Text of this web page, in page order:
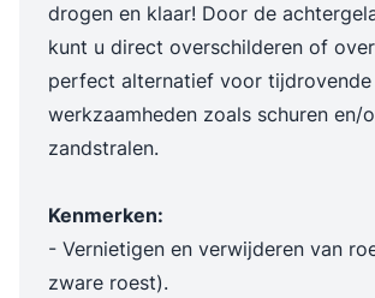
drogen en klaar! Door de
kunt u direct overschilderen of
perfect alternatief voor tijdrovende
werkzaamheden zoals schuren en/
zandstralen.
Kenmerken:
- Vernietigen en verwijderen van
zware roest).